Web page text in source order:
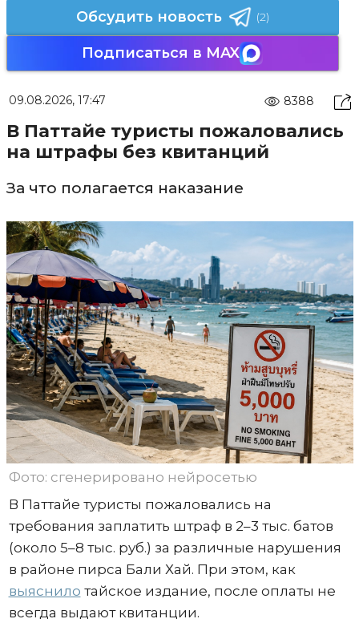
Обсудить новость (2)
Подписаться в MAX
09.08.2026, 17:47 8388
В Паттайе туристы пожаловались
на штрафы без квитанций
За что полагается наказание
Фото: сгенерировано нейросетью
В Паттайе туристы пожаловались на
требования заплатить штраф в 2–3 тыс. батов
(около 5–8 тыс. руб.) за различные нарушения
в районе пирса Бали Хай. При этом, как
выяснило тайское издание, после оплаты не
всегда выдают квитанции.